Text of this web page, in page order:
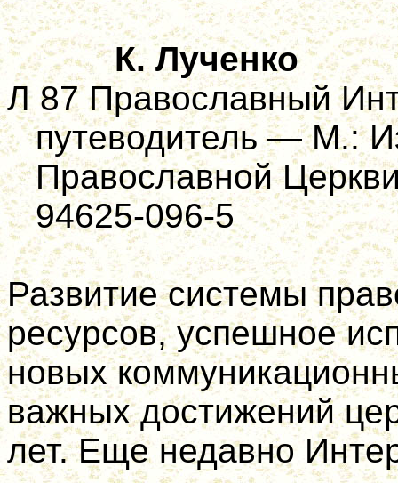
К. Лученко
Л 87 Православный
путеводитель — М.:
Православной
94625-096-5
Развитие системы
ресурсов, успеш­ное
новых
важных достижений
лет. Еще недавно